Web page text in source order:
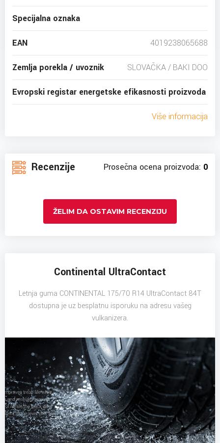
Specijalna oznaka
EAN 4019238065688
Zemlja porekla / uvoznik SLOVAČKA / BAKI DOO
Evropski registar energetske efikasnosti proizvoda
Više informacija
Recenzije Prosečna ocena proizvoda: 0
ŽELIM DA OSTAVIM RECENZIJU
Continental UltraContact
Letnja guma CONTINENTAL 175/70 R14 UltraContact 84T
dostupna je uz besplatnu isporuku na adresu vašeg
vulkanizera.